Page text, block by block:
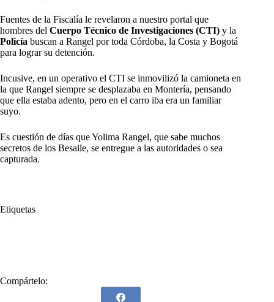
Fuentes de la Fiscalía le revelaron a nuestro portal que
hombres del Cuerpo Técnico de Investigaciones (CTI) y la
Policía buscan a Rangel por toda Córdoba, la Costa y Bogotá
para lograr su detención.
Incusive, en un operativo el CTI se inmovilizó la camioneta en
la que Rangel siempre se desplazaba en Montería, pensando
que ella estaba adento, pero en el carro iba era un familiar
suyo.
Es cuestión de días que Yolima Rangel, que sabe muchos
secretos de los Besaile, se entregue a las autoridades o sea
capturada.
Etiquetas
Compártelo: